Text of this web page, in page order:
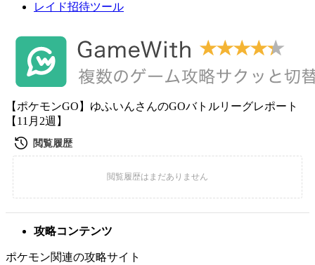
レイド招待ツール
【ポケモンGO】ゆふいんさんのGOバトルリーグレポート
【11月2週】
攻略コンテンツ
ポケモン関連の攻略サイト